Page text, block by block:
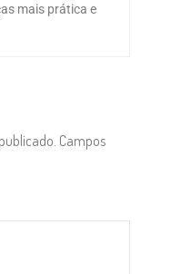
mais prática e
Campos